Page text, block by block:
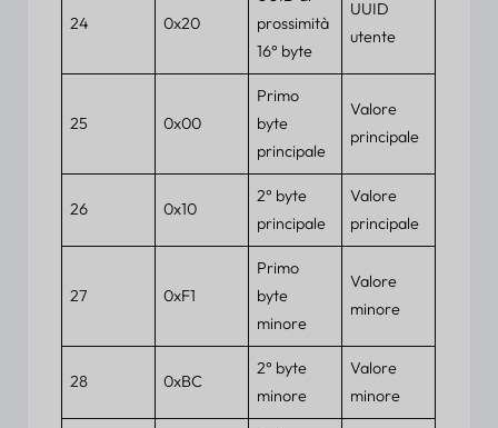
24 0x20
prossimità
16° byte
UUID
utente
25 0x00
Primo
byte
principale
Valore
principale
26 0x10
2° byte
principale
Valore
principale
27 0xF1
Primo
byte
minore
Valore
minore
28 0xBC
2° byte
minore
Valore
minore